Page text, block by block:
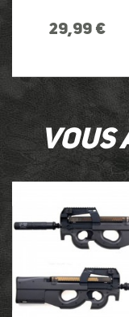
29,99 €
Vous